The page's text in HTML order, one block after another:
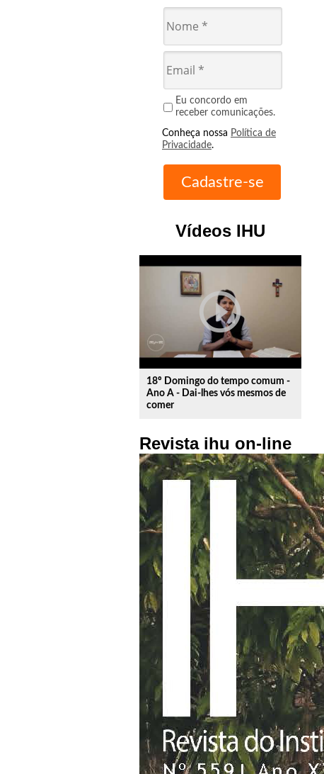
Eu concordo em
receber comunicações.
Conheça nossa Política de
Privacidade.
Vídeos IHU
play_circle_outline
18º Domingo do tempo comum -
Ano A - Dai-lhes vós mesmos de
comer
Revista ihu on-line